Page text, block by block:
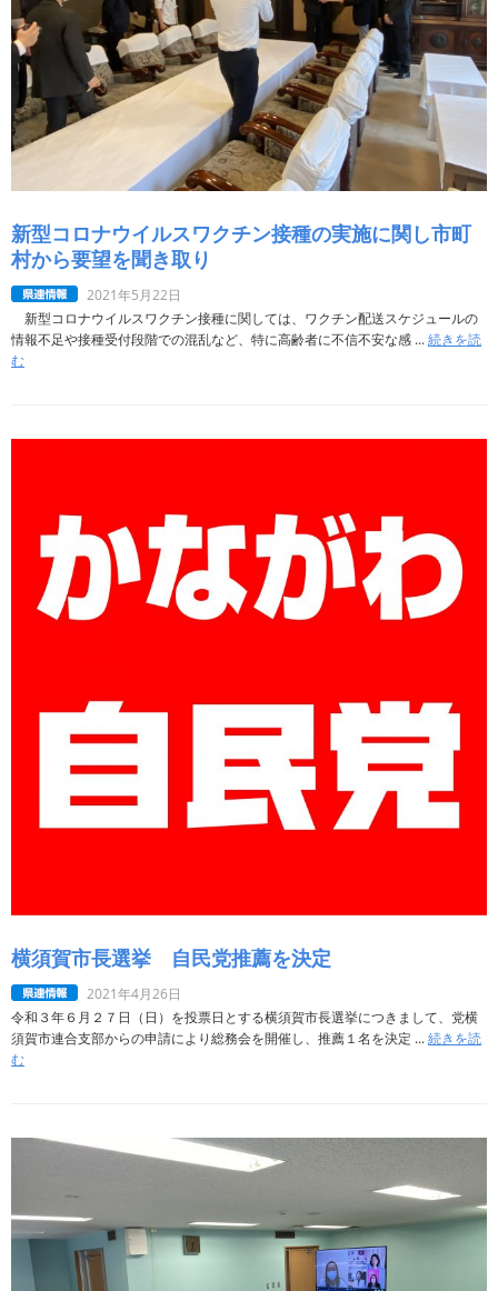
新型コロナウイルスワクチン接種の実施に関し市町
村から要望を聞き取り
2021年5月22日
新型コロナウイルスワクチン接種に関しては、ワクチン配送スケジュールの
情報不足や接種受付段階での混乱など、特に高齢者に不信不安な感 ...続きを読
む
横須賀市長選挙 自民党推薦を決定
2021年4月26日
令和３年６月２７日（日）を投票日とする横須賀市長選挙につきまして、党横
須賀市連合支部からの申請により総務会を開催し、推薦１名を決定 ...続きを読
む